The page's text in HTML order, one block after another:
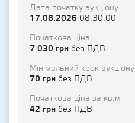
Дата початку аукціону
17.08.2026 08:30:00
Початкова ціна
7 030 грн без ПДВ
Мінімальний крок аукціону
70 грн без ПДВ
Початкова ціна за кв.м
42 грн без ПДВ